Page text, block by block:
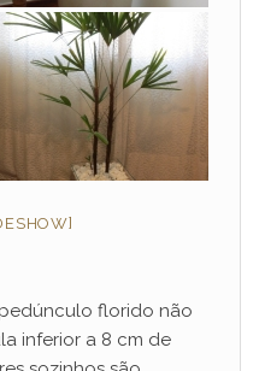
florido não
inferior a 8 cm de